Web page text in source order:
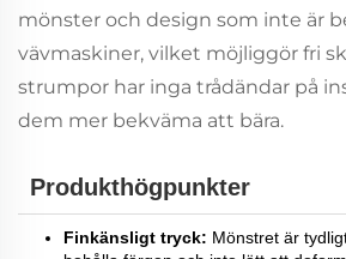
mönster och design som inte är
vävmaskiner, vilket möjliggör fri
strumpor har inga trådändar på
dem mer bekväma att bära.
Produkthögpunkter
Finkänsligt tryck: Mönstret är